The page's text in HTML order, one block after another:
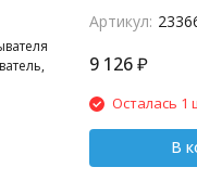
задняя стенки -
Артикул:
9 126 ₽
Осталась 1
В